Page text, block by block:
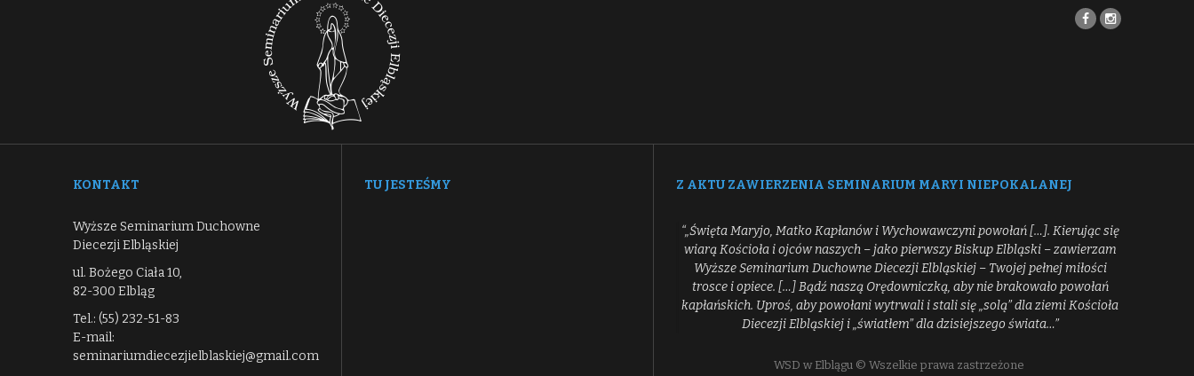
KONTAKT
Wyższe Seminarium Duchowne
Diecezji Elbląskiej
ul. Bożego Ciała 10,
82-300 Elbląg
Tel.: (55) 232-51-83
E-mail:
seminariumdiecezjielblaskiej@gmail.com
TU JESTEŚMY Z AKTU ZAWIERZENIA SEMINARIUM MARYI NIEPOKALANEJ
“„Święta Maryjo, Matko Kapłanów i Wychowawczyni powołań […]. Kierując się
wiarą Kościoła i ojców naszych – jako pierwszy Biskup Elbląski – zawierzam
Wyższe Seminarium Duchowne Diecezji Elbląskiej – Twojej pełnej miłości
trosce i opiece. […] Bądź naszą Orędowniczką, aby nie brakowało powołań
kapłańskich. Uproś, aby powołani wytrwali i stali się „solą” dla ziemi Kościoła
Diecezji Elbląskiej i „światłem” dla dzisiejszego świata…”
WSD w Elblągu © Wszelkie prawa zastrzeżone